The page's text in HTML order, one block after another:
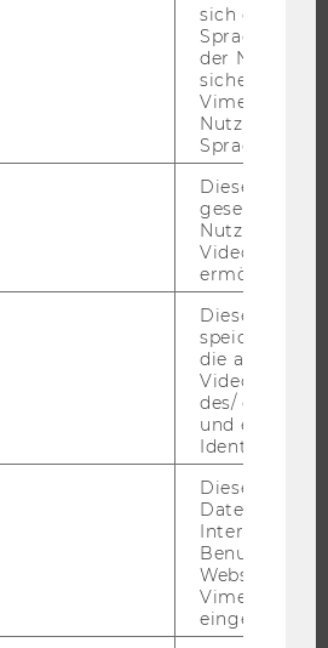
EXCHANGE STUDIERENDE
UND STUDIENINTERESSIERTE
sich die
der
Vimeo in der
Nutzer
Sprache
Dieser
gesetzt, um
Nutzung des
Videoplayers
ermöglichen
Dieses Cookie
speichert
die aktuellen
des/ der
und einen
Dieses
Daten über
Websites, auf
Vimeo-Video
eingebettet